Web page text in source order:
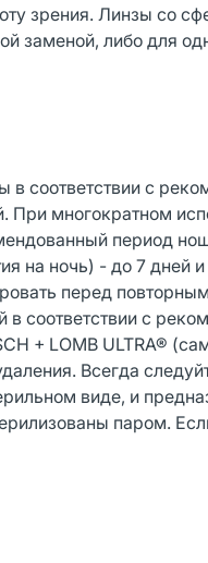
зрения. Линзы со
заменой, либо для
в соответствии с
При многократном
период
на ночь) - до 7 дней
перед
соответствии с
+ LOMB ULTRA®
Всегда
виде, и
паром.